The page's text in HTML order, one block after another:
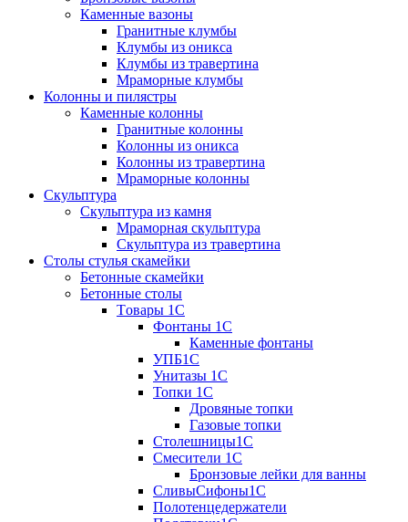
Каменные вазоны
Гранитные клумбы
Клумбы из оникса
Клумбы из травертина
Мраморные клумбы
Колонны и пилястры
Каменные колонны
Гранитные колонны
Колонны из оникса
Колонны из травертина
Мраморные колонны
Скульптура
Скульптура из камня
Мраморная скульптура
Скульптура из травертина
Столы стулья скамейки
Бетонные скамейки
Бетонные столы
Tовары 1C
Фонтаны 1C
Каменные фонтаны
УПБ1С
Унитазы 1С
Топки 1С
Дровяные топки
Газовые топки
Столешницы1С
Смесители 1С
Бронзовые лейки для ванны
СливыСифоны1С
Полотенцедержатели